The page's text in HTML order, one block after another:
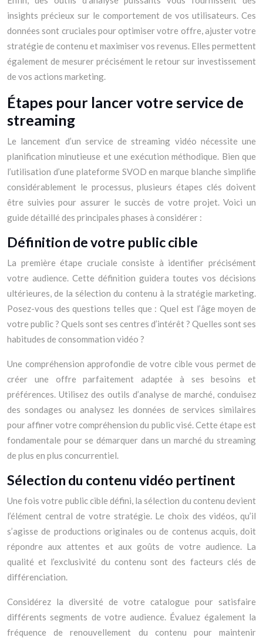
insights précieux sur le comportement de vos utilisateurs. Ces
données sont cruciales pour optimiser votre offre, ajuster votre
stratégie de contenu et maximiser vos revenus. Elles permettent
également de mesurer précisément le retour sur investissement
de vos actions marketing.
Étapes pour lancer votre service de
streaming
Le lancement d’un service de streaming vidéo nécessite une
planification minutieuse et une exécution méthodique. Bien que
l’utilisation d’une plateforme SVOD en marque blanche simplifie
considérablement le processus, plusieurs étapes clés doivent
être suivies pour assurer le succès de votre projet. Voici un
guide détaillé des principales phases à considérer :
Définition de votre public cible
La première étape cruciale consiste à identifier précisément
votre audience. Cette définition guidera toutes vos décisions
ultérieures, de la sélection du contenu à la stratégie marketing.
Posez-vous des questions telles que : Quel est l’âge moyen de
votre public ? Quels sont ses centres d’intérêt ? Quelles sont ses
habitudes de consommation vidéo ?
Une compréhension approfondie de votre cible vous permet de
créer une offre parfaitement adaptée à ses besoins et
préférences. Utilisez des outils d’analyse de marché, conduisez
des sondages ou analysez les données de services similaires
pour affiner votre compréhension du public visé. Cette étape est
fondamentale pour se démarquer dans un marché du streaming
de plus en plus concurrentiel.
Sélection du contenu vidéo pertinent
Une fois votre public cible défini, la sélection du contenu devient
l’élément central de votre stratégie. Le choix des vidéos, qu’il
s’agisse de productions originales ou de contenus acquis, doit
répondre aux attentes et aux goûts de votre audience. La
qualité et l’exclusivité du contenu sont des facteurs clés de
différenciation.
Considérez la diversité de votre catalogue pour satisfaire
différents segments de votre audience. Évaluez également la
fréquence de renouvellement du contenu pour maintenir